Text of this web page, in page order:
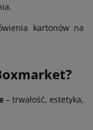
kartonów na
– trwałość, estetyka,